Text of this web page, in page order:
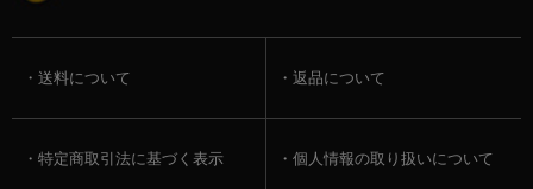
送料について 返品について
特定商取引法に基づく表示 個人情報の取り扱いについて